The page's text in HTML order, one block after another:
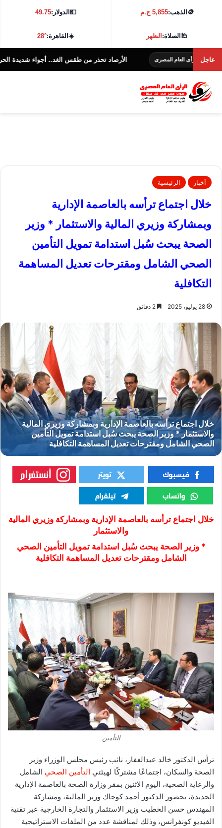
🪙 الذهب:5,855 ج.م 💵الدولار:49.75
🕌الصلاة:الظهر ☀️القاهرة:28°
عاجل
العام المصرى الأرصاد تحذر من طقس الغد.. أجواء شديدة الحرارة و38 درجة بالقاهرة
أخبار الرئيسية
خلال اجتماع ترأسه بالعاصمة الإدارية
وبمشاركة وزيري المالية والاستثمار * وزير
الصحة يبحث سُبل استدامة تمويل التأمين
الصحي الشامل ومقترحات تعديل المساهمة
التكافلية
28 يوليو، 2025
خلال اجتماع ترأسه بالعاصمة الإدارية وبمشاركة وزيري المالية
والاستثمار
* وزير الصحة يبحث سُبل استدامة تمويل التأمين الصحي
الشامل ومقترحات تعديل المساهمة التكافلية
التأمين
ترأس الدكتور خالد عبدالغفار، نائب رئيس مجلس الوزراء وزير
الصحة والسكان، اجتماعًا مشتركًا لهيئتي التأمين الصحي الشامل
والرعاية الصحية، اليوم الاثنين بمقر وزارة الصحة بالعاصمة الإدارية
الجديدة، بحضور الدكتور أحمد كوجاك وزير المالية، ومشاركة
المهندس حسن الخطيب وزير الاستثمار والتجارة الخارجية عبر تقنية
الفيديو كونفرانس، وذلك لمناقشة عدد من الملفات الاستراتيجية